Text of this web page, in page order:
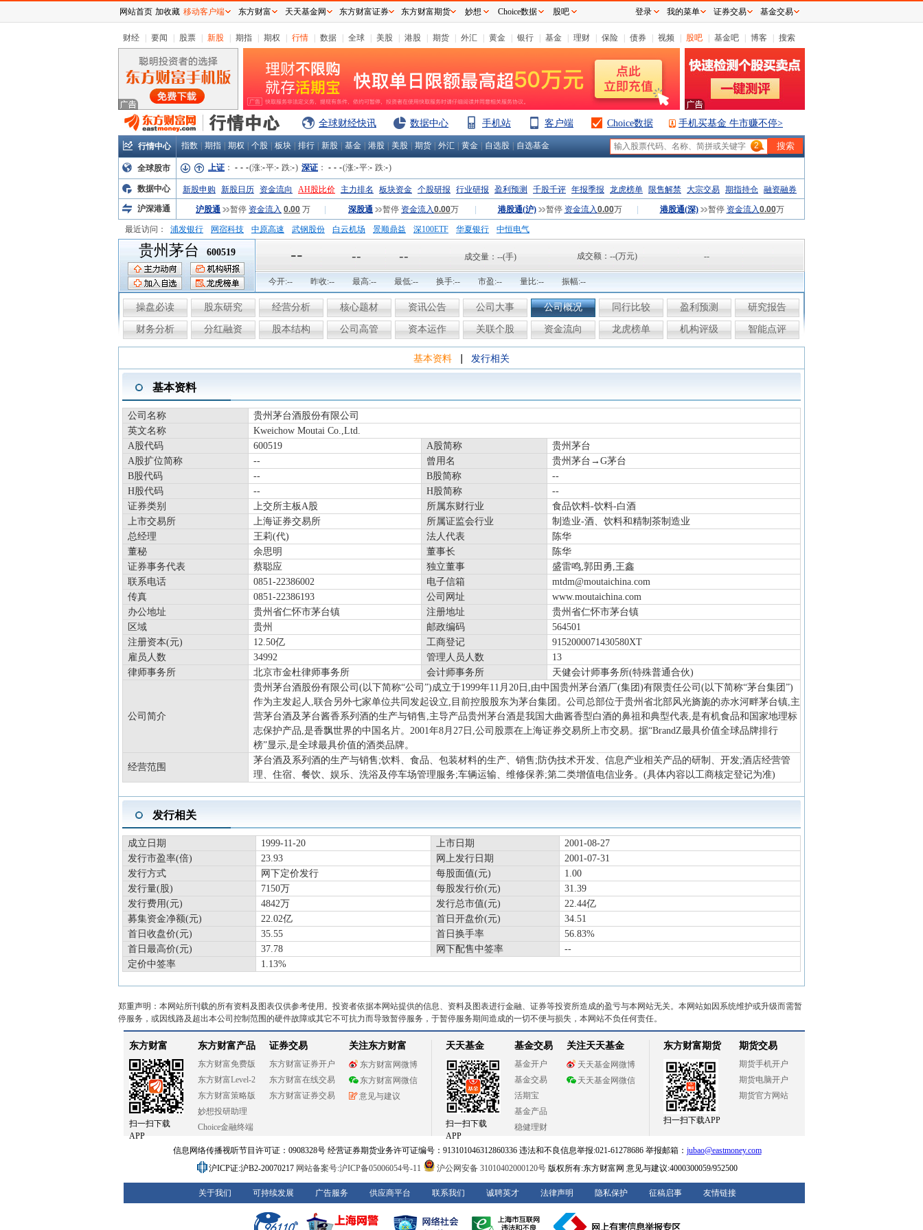
财经 要闻 股票 新股 期指 期权 行情 数据 全球 美股 港股 期货 外汇 黄金 银行 基金 理财 保险 债券 视频 股吧 基金吧 博客 搜索
全球财经快讯 数据中心 手机站 客户端 Choice数据 手机买基金 牛市赚不停>
行情中心 指数 期指 期权 个股 板块 排行 新股 基金 港股 美股 期货 外汇 黄金 自选股 自选基金 2
全球股市 上证 ： - - -(涨:-平:- 跌:-) 深证 ： - - -(涨:-平:- 跌:-)
数据中心 新股申购 新股日历 资金流向 AH股比价 主力排名 板块资金 个股研报 行业研报 盈利预测 千股千评 年报季报 龙虎榜单 限售解禁 大宗交易 期指持仓 融资融券
沪深港通
沪股通 暂停 资金流入 0.00 万 深股通 暂停 资金流入0.00万 港股通(沪) 暂停 资金流入0.00万 港股通(深) 暂停 资金流入0.00万
最近访问： 浦发银行 网宿科技 中原高速 武钢股份 白云机场 景顺鼎益 深100ETF 华夏银行
中恒电气
弘业股份
富临运业
贵州茅台 600519 -- -- -- 成交量： --(手) 成交额： --(万元) --
今开:-- 昨收:-- 最高:-- 最低:-- 换手:-- 市盈:-- 量比:-- 振幅:--
操盘必读 股东研究 经营分析 核心题材 资讯公告 公司大事 公司概况 同行比较 盈利预测 研究报告
财务分析 分红融资 股本结构 公司高管 资本运作 关联个股 资金流向 龙虎榜单 机构评级 智能点评
基本资料 发行相关
基本资料
公司名称
贵州茅台酒股份有限公司
英文名称
Kweichow Moutai Co.,Ltd.
A股代码
600519 A股简称
贵州茅台
A股扩位简称
-- 曾用名
贵州茅台→G茅台
B股代码
-- B股简称
--
H股代码
-- H股简称
--
证券类别
上交所主板A股 所属东财行业
食品饮料-饮料-白酒
上市交易所
上海证券交易所 所属证监会行业
制造业-酒、饮料和精制茶制造业
总经理
王莉(代) 法人代表
陈华
董秘
余思明 董事长
陈华
证券事务代表
蔡聪应 独立董事
盛雷鸣,郭田勇,王鑫
联系电话
0851-22386002 电子信箱
mtdm@moutaichina.com
传真
0851-22386193 公司网址
www.moutaichina.com
办公地址
贵州省仁怀市茅台镇 注册地址
贵州省仁怀市茅台镇
区域
贵州 邮政编码
564501
注册资本(元)
12.50亿 工商登记
9152000071430580XT
雇员人数
34992 管理人员人数
13
律师事务所
北京市金杜律师事务所 会计师事务所 天健会计师事务所(特殊普通合伙)
公司简介
贵州茅台酒股份有限公司(以下简称“公司”)成立于1999年11月20日,由中国贵州茅台酒厂(集团)有限责任公司(以下简称“茅台集团”)
作为主发起人,联合另外七家单位共同发起设立,目前控股股东为茅台集团。公司总部位于贵州省北部风光旖旎的赤水河畔茅台镇,主
营茅台酒及茅台酱香系列酒的生产与销售,主导产品贵州茅台酒是我国大曲酱香型白酒的鼻祖和典型代表,是有机食品和国家地理标
志保护产品,是香飘世界的中国名片。2001年8月27日,公司股票在上海证券交易所上市交易。据“BrandZ最具价值全球品牌排行
榜”显示,是全球最具价值的酒类品牌。
经营范围
茅台酒及系列酒的生产与销售;饮料、食品、包装材料的生产、销售;防伪技术开发、信息产业相关产品的研制、开发;酒店经营管
理、住宿、餐饮、娱乐、洗浴及停车场管理服务;车辆运输、维修保养;第二类增值电信业务。(具体内容以工商核定登记为准)
发行相关
成立日期 1999-11-20 上市日期
2001-08-27
发行市盈率(倍)
23.93 网上发行日期
2001-07-31
发行方式
网下定价发行 每股面值(元)
1.00
发行量(股)
7150万 每股发行价(元)
31.39
发行费用(元)
4842万 发行总市值(元)
22.44亿
募集资金净额(元)
22.02亿 首日开盘价(元)
34.51
首日收盘价(元)
35.55 首日换手率
56.83%
首日最高价(元)
37.78 网下配售中签率
--
定价中签率
1.13%
郑重声明：本网站所刊载的所有资料及图表仅供参考使用。投资者依据本网站提供的信息、资料及图表进行金融、证券等投资所造成的盈亏与本网站无关。本网站如因系统维护或升级而需暂
停服务，或因线路及超出本公司控制范围的硬件故障或其它不可抗力而导致暂停服务，于暂停服务期间造成的一切不便与损失，本网站不负任何责任。
网站首页 加收藏 移动客户端 东方财富 天天基金网 东方财富证券 东方财富期货 妙想 Choice数据 股吧 登录 我的菜单 证券交易 基金交易